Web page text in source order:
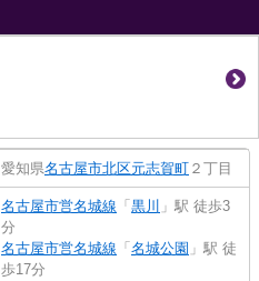
愛知県名古屋市北区元志賀町 ２丁目
名古屋市営名城線 「 黒川 」駅 徒歩3
分
名古屋市営名城線 「 名城公園 」駅 徒
歩17分